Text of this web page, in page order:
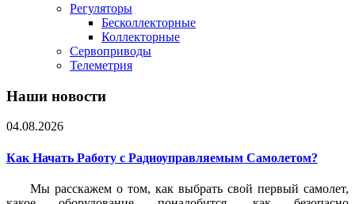
Регуляторы
Бесколлекторные
Коллекторные
Сервоприводы
Телеметрия
Наши новости
04.08.2026
Как Начать Работу с Радиоуправляемым Самолетом?
Мы расскажем о том, как выбрать свой первый самолет,